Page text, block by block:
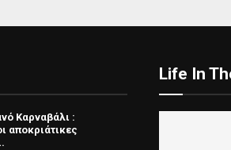
Καρναβάλι :
αποκριάτικες
Life In